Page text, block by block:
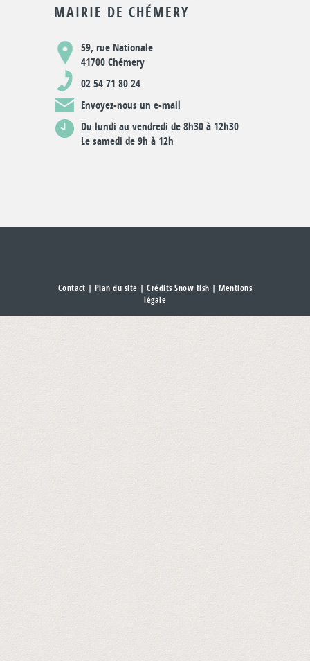
MAIRIE DE CHÉMERY
59, rue Nationale
41700 Chémery
02 54 71 80 24
Envoyez-nous un e-mail
Du lundi au vendredi de 8h30 à 12h30
Le samedi de 9h à 12h
Contact | Plan du site | Crédits Snow fish |Mentions
légale